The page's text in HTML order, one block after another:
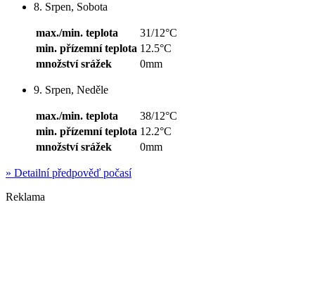
8. Srpen, Sobota
max./min. teplota
31/12°C
min. přízemní teplota 12.5°C
množství srážek
0mm
9. Srpen, Neděle
max./min. teplota
38/12°C
min. přízemní teplota 12.2°C
množství srážek
0mm
» Detailní předpověď počasí
Reklama